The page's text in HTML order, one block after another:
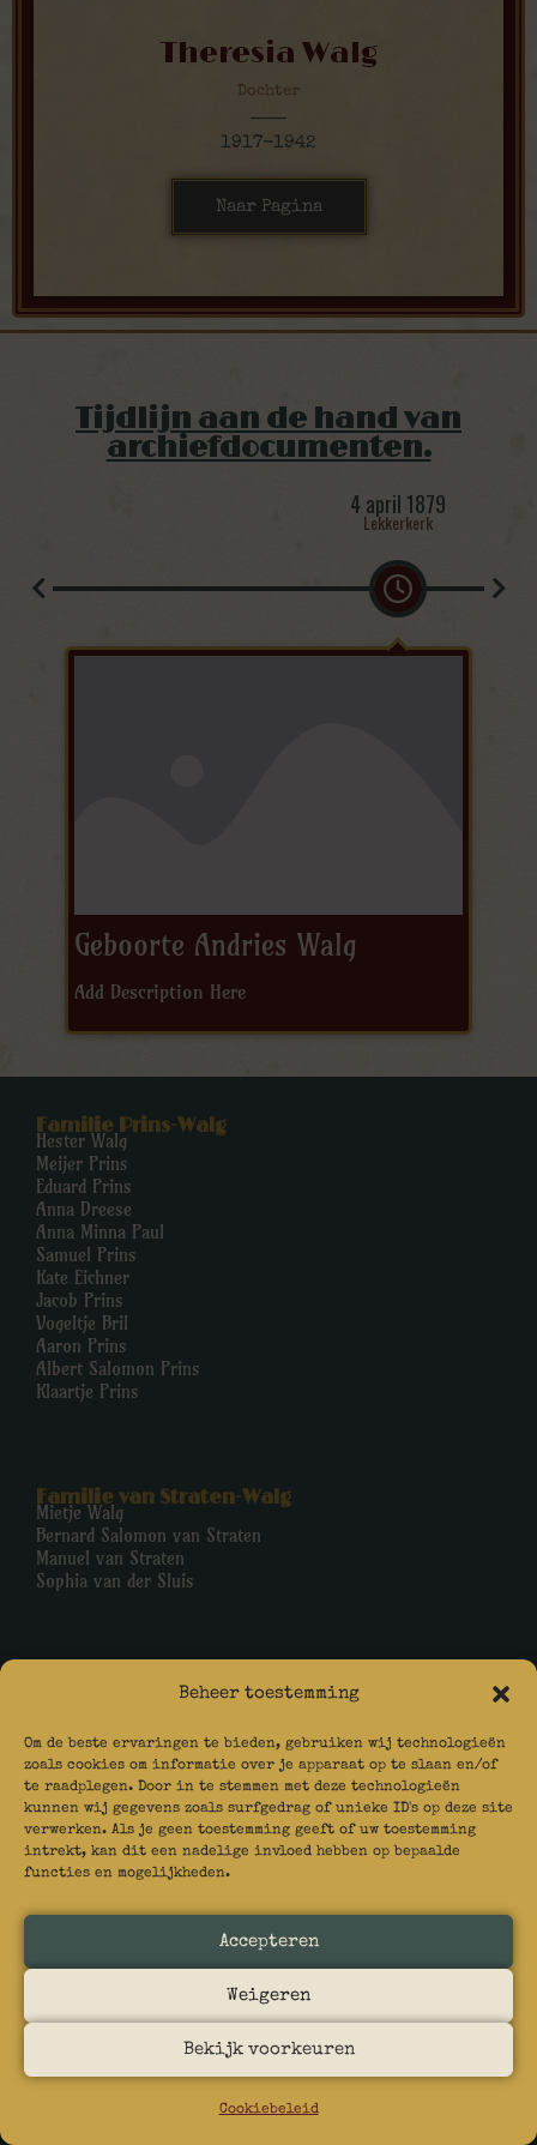
Beheer toestemming
Om de beste ervaringen te bieden, gebruiken wij technologieën
zoals cookies om informatie over je apparaat op te slaan en/of
te raadplegen. Door in te stemmen met deze technologieën
kunnen wij gegevens zoals surfgedrag of unieke ID's op deze site
verwerken. Als je geen toestemming geeft of uw toestemming
intrekt, kan dit een nadelige invloed hebben op bepaalde
functies en mogelijkheden.
Accepteren
Weigeren
Bekijk voorkeuren
Cookiebeleid
Theresia Walg
Dochter
1917-1942
Naar Pagina
Tijdlijn aan de hand van
archiefdocumenten.
4 april 1879
Lekkerkerk
Geboorte Andries Walg
Add Description Here
Familie Prins-Walg
Hester Walg
Meijer Prins
Eduard Prins
Anna Dreese
Anna Minna Paul
Samuel Prins
Kate Eichner
Jacob Prins
Vogeltje Bril
Aaron Prins
Albert Salomon Prins
Klaartje Prins
Familie van Straten-Walg
Mietje Walg
Bernard Salomon van Straten
Manuel van Straten
Sophia van der Sluis
Familie Walg-Walg
Louis Walg
Ingeborg Hopfenmaier
Johanna Cateau Walg
Klaartje Walg
Familie Walg-Jacobs
Johannes Cornelis van de Linde
Eduard Walg
Hendrika Rosalie Soester
Andries Jacques Walg